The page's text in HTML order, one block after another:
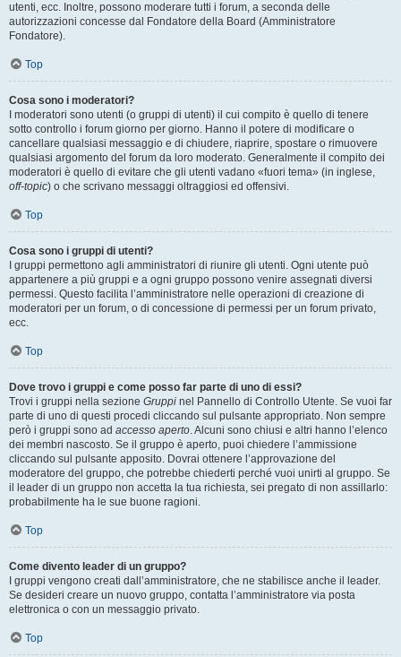
utenti, ecc. Inoltre, possono moderare tutti i forum, a seconda delle
autorizzazioni concesse dal Fondatore della Board (Amministratore
Fondatore).
Top
Cosa sono i moderatori?
I moderatori sono utenti (o gruppi di utenti) il cui compito è quello di tenere
sotto controllo i forum giorno per giorno. Hanno il potere di modificare o
cancellare qualsiasi messaggio e di chiudere, riaprire, spostare o rimuovere
qualsiasi argomento del forum da loro moderato. Generalmente il compito dei
moderatori è quello di evitare che gli utenti vadano «fuori tema» (in inglese,
off-topic) o che scrivano messaggi oltraggiosi ed offensivi.
Top
Cosa sono i gruppi di utenti?
I gruppi permettono agli amministratori di riunire gli utenti. Ogni utente può
appartenere a più gruppi e a ogni gruppo possono venire assegnati diversi
permessi. Questo facilita l’amministratore nelle operazioni di creazione di
moderatori per un forum, o di concessione di permessi per un forum privato,
ecc.
Top
Dove trovo i gruppi e come posso far parte di uno di essi?
Trovi i gruppi nella sezione Gruppi nel Pannello di Controllo Utente. Se vuoi far
parte di uno di questi procedi cliccando sul pulsante appropriato. Non sempre
però i gruppi sono ad accesso aperto. Alcuni sono chiusi e altri hanno l’elenco
dei membri nascosto. Se il gruppo è aperto, puoi chiedere l’ammissione
cliccando sul pulsante apposito. Dovrai ottenere l’approvazione del
moderatore del gruppo, che potrebbe chiederti perché vuoi unirti al gruppo. Se
il leader di un gruppo non accetta la tua richiesta, sei pregato di non assillarlo:
probabilmente ha le sue buone ragioni.
Top
Come divento leader di un gruppo?
I gruppi vengono creati dall’amministratore, che ne stabilisce anche il leader.
Se desideri creare un nuovo gruppo, contatta l’amministratore via posta
elettronica o con un messaggio privato.
Top